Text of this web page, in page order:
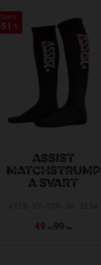
Spara
51 %
ASSIST
MATCHSTRUMP
A SVART
49 KR99 KR
Spara
51 %